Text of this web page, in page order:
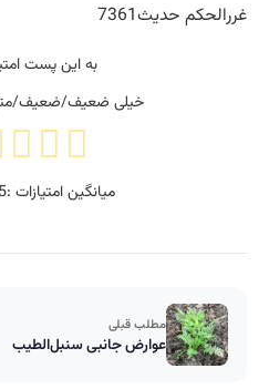
غررالحكم حدیث7361
به این پست
خیلی ضعیف/ضعیف/
میانگین امتیازات :5
مطلب قبلی
عوارض جانبی سنبل‌الطیب